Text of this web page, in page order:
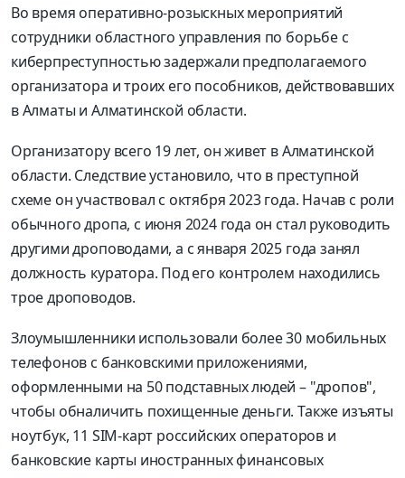
Во время оперативно-розыскных мероприятий
сотрудники областного управления по борьбе с
киберпреступностью задержали предполагаемого
организатора и троих его пособников, действовавших
в Алматы и Алматинской области.
Организатору всего 19 лет, он живет в Алматинской
области. Следствие установило, что в преступной
схеме он участвовал с октября 2023 года. Начав с роли
обычного дропа, с июня 2024 года он стал руководить
другими дроповодами, а с января 2025 года занял
должность куратора. Под его контролем находились
трое дроповодов.
Злоумышленники использовали более 30 мобильных
телефонов с банковскими приложениями,
оформленными на 50 подставных людей – "дропов",
чтобы обналичить похищенные деньги. Также изъяты
ноутбук, 11 SIM-карт российских операторов и
банковские карты иностранных финансовых